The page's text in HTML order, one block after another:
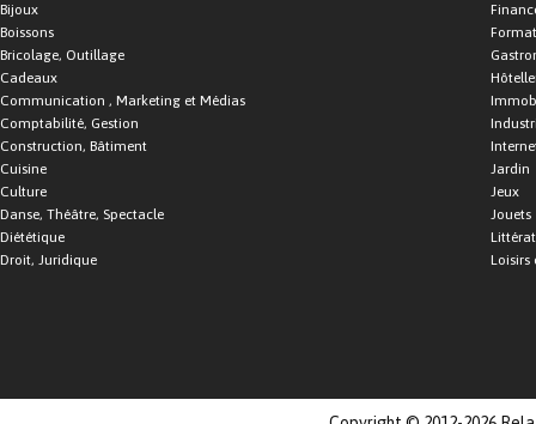
Bijoux
Boissons
Bricolage, Outillage
Cadeaux
Communication , Marketing et Médias
Comptabilité, Gestion
Construction, Bâtiment
Cuisine
Culture
Danse, Théâtre, Spectacle
Diététique
Droit, Juridique
Jardin
Jeux
Jouets
Loisirs